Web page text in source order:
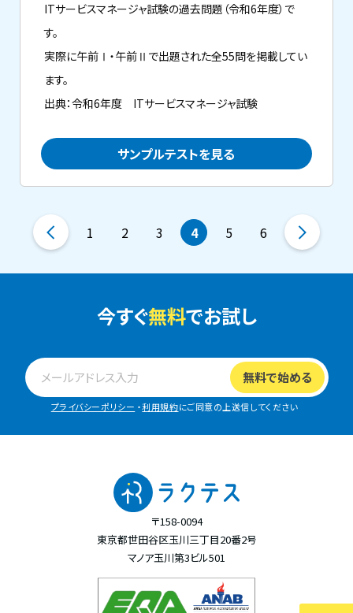
ITサービスマネージャ試験の過去問題（令和6年度）で
す。
実際に午前Ⅰ・午前Ⅱで出題された全55問を掲載してい
ます。
出典：令和6年度 ITサービスマネージャ試験
サンプルテストを見る
1 2 3 4 5 6
今すぐ無料でお試し
プライバシーポリシー ・利用規約にご同意の上送信してください
〒158-0094
東京都世田谷区玉川三丁目20番2号
マノア玉川第3ビル501